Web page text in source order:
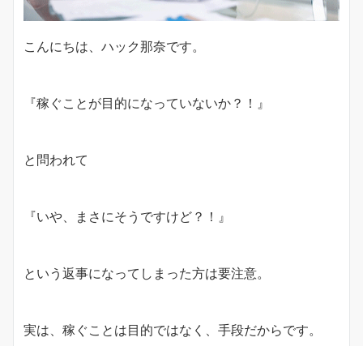
こんにちは、ハック那奈です。
『稼ぐことが目的になっていないか？！』
と問われて
『いや、まさにそうですけど？！』
という返事になってしまった方は要注意。
実は、稼ぐことは目的ではなく、手段だからです。